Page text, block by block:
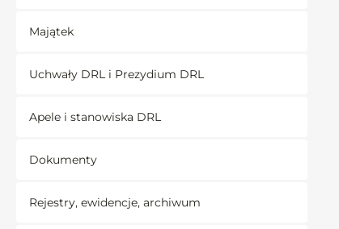
Majątek
Uchwały DRL i Prezydium DRL
Apele i stanowiska DRL
Dokumenty
Rejestry, ewidencje, archiwum